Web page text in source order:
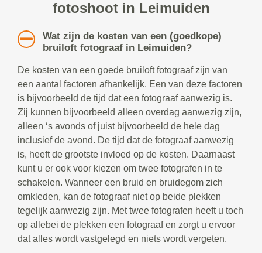
fotoshoot in Leimuiden
Wat zijn de kosten van een (goedkope)
bruiloft fotograaf in Leimuiden?
De kosten van een goede bruiloft fotograaf zijn van
een aantal factoren afhankelijk. Een van deze factoren
is bijvoorbeeld de tijd dat een fotograaf aanwezig is.
Zij kunnen bijvoorbeeld alleen overdag aanwezig zijn,
alleen ‘s avonds of juist bijvoorbeeld de hele dag
inclusief de avond. De tijd dat de fotograaf aanwezig
is, heeft de grootste invloed op de kosten. Daarnaast
kunt u er ook voor kiezen om twee fotografen in te
schakelen. Wanneer een bruid en bruidegom zich
omkleden, kan de fotograaf niet op beide plekken
tegelijk aanwezig zijn. Met twee fotografen heeft u toch
op allebei de plekken een fotograaf en zorgt u ervoor
dat alles wordt vastgelegd en niets wordt vergeten.